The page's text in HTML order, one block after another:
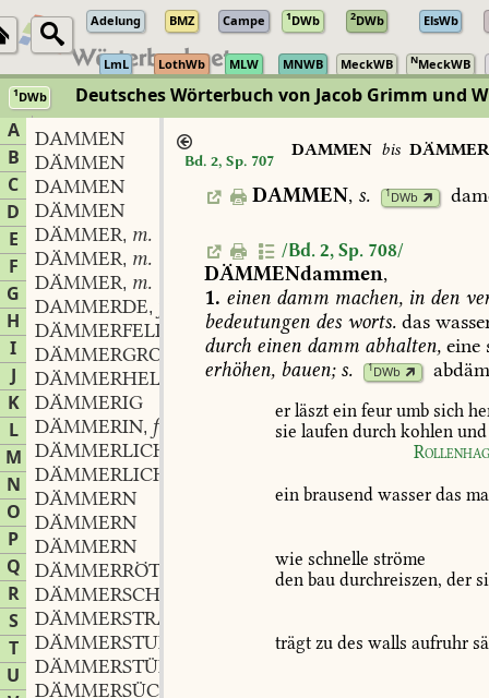
Adelung BMZ Campe 1DWb 2DWb ElsWb
LmL LothWb MLW MNWB MeckWB NMeckWB
1DWb Deutsches Wörterbuch von Jacob Grimm und
A
B
C
D
E
F
G
H
I
J
K
L
M
N
O
P
Q
R
S
T
U
DAMMEN
DÄMMEN
DAMMEN
DÄMMEN
DÄMMER, m.
DÄMMER, m.
DÄMMER, m.
DAMMERDE,
DÄMMERFELD
DÄMMERGROTTE
,f.
DÄMMERHELL
DÄMMERIG
DÄMMERIN, f.
DÄMMERLICH
DÄMMERLICHT
DÄMMERN
DÄMMERN
DÄMMERN
DÄMMERRÖTHE
DÄMMERSCHEIN
DÄMMERSTRAL
DÄMMERSTUNDE
DÄMMERSTÜNDCHEN
DÄMMERSÜCHTIG
Bd. 2, Sp. 707
DAMMEN bis
DAMMEN, s. 1DWb
/Bd. 2, Sp. 708/
DÄMMENdammen,
1. einen damm machen, in den
bedeutungen des worts. das
durch einen damm abhalten, eine
erhöhen, bauen;s. 1DWb
er läszt ein feur umb sich
sie laufen durch kohlen und
ein brausend wasser das
wie schnelle ströme
den bau durchreiszen, der
trägt zu des walls aufruhr